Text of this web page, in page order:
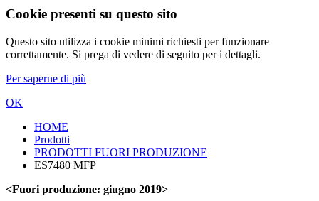
Cookie presenti su questo sito
Questo sito utilizza i cookie minimi richiesti per funzionare
correttamente. Si prega di vedere di seguito per i dettagli.
Per saperne di più
OK
HOME
Prodotti
PRODOTTI FUORI PRODUZIONE
ES7480 MFP
<Fuori produzione: giugno 2019>